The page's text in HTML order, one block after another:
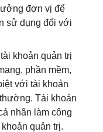
đơn vị để
sử dụng đối với
khoản quản trị
phần mềm,
với tài khoản
Tài khoản
nhân làm công
quản trị.